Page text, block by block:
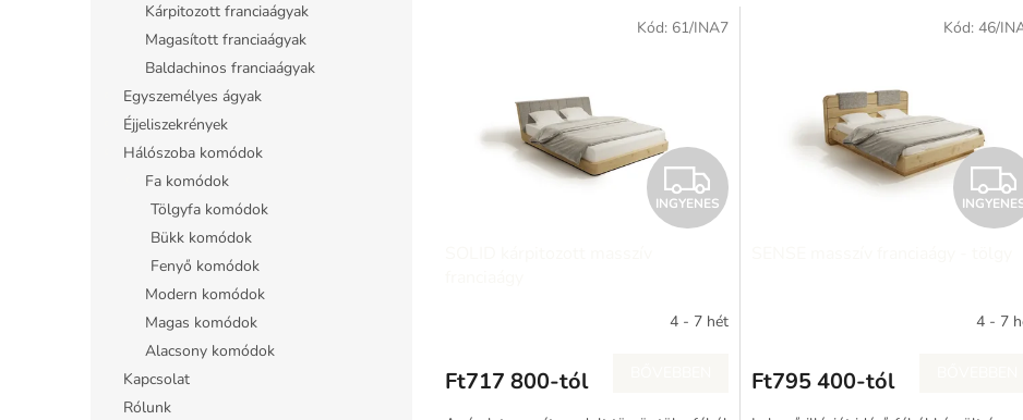
Kárpitozott franciaágyak
Magasított franciaágyak
Baldachinos franciaágyak
Egyszemélyes ágyak
Éjjeliszekrények
Hálószoba komódok
Fa komódok
Tölgyfa komódok
Bükk komódok
Fenyő komódok
Modern komódok
Magas komódok
Alacsony komódok
Kapcsolat
Rólunk
I
N
Y
N
INGYENES
4 - 7 hét
Ft717 800-tól
Kód: 61/INA7
4 - 7
Ft795 400-tól
Kód: 46/